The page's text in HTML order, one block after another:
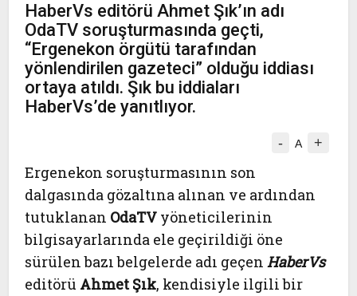
HaberVs editörü Ahmet Şık’ın adı
OdaTV soruşturmasında geçti,
“Ergenekon örgütü tarafından
yönlendirilen gazeteci” olduğu iddiası
ortaya atıldı. Şık bu iddiaları
HaberVs’de yanıtlıyor.
- A +
Ergenekon soruşturmasının son
dalgasında gözaltına alınan ve ardından
tutuklanan OdaTV yöneticilerinin
bilgisayarlarında ele geçirildiği öne
sürülen bazı belgelerde adı geçenHaberVs
editörü Ahmet Şık, kendisiyle ilgili bir